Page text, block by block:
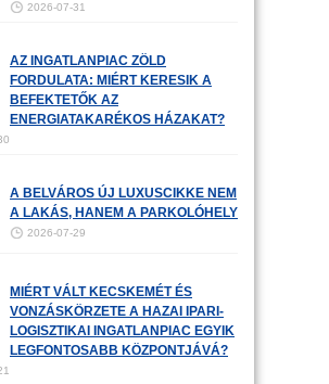
2026-07-31
AZ INGATLANPIAC ZÖLD
FORDULATA: MIÉRT KERESIK A
BEFEKTETŐK AZ
ENERGIATAKARÉKOS HÁZAKAT?
A BELVÁROS ÚJ LUXUSCIKKE NEM
A LAKÁS, HANEM A PARKOLÓHELY
2026-07-29
MIÉRT VÁLT KECSKEMÉT ÉS
VONZÁSKÖRZETE A HAZAI IPARI-
LOGISZTIKAI INGATLANPIAC EGYIK
LEGFONTOSABB KÖZPONTJÁVÁ?